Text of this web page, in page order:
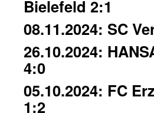
Bielefeld 2:1
08.11.2024: SC
26.10.2024:
4:0
05.10.2024: FC
1:2